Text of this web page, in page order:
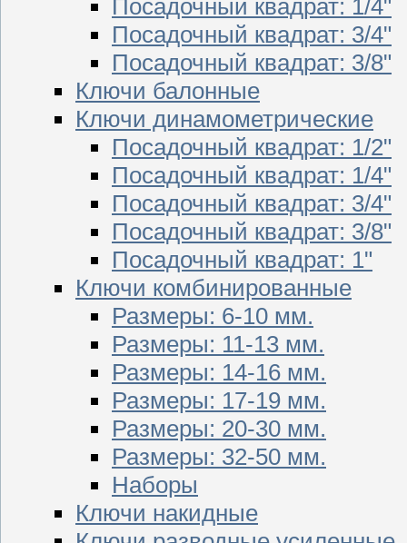
Посадочный квадрат: 1/4"
Посадочный квадрат: 3/4"
Посадочный квадрат: 3/8"
Ключи балонные
Ключи динамометрические
Посадочный квадрат: 1/2"
Посадочный квадрат: 1/4"
Посадочный квадрат: 3/4"
Посадочный квадрат: 3/8"
Посадочный квадрат: 1"
Ключи комбинированные
Размеры: 6-10 мм.
Размеры: 11-13 мм.
Размеры: 14-16 мм.
Размеры: 17-19 мм.
Размеры: 20-30 мм.
Размеры: 32-50 мм.
Наборы
Ключи накидные